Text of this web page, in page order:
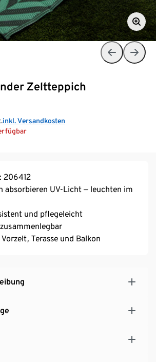
Zeltteppich
inkl. Versandkosten
206412
absorbieren UV-Licht ‒ leuchten im
und pflegeleicht
Terasse und Balkon